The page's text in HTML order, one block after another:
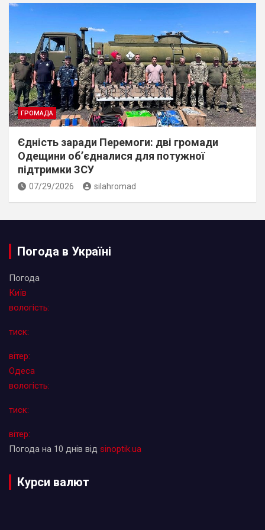
ГРОМАДА
Єдність заради Перемоги: дві громади
Одещини об’єдналися для потужної
підтримки ЗСУ
07/29/2026 silahromad
Погода в Україні
Погода
Київ
вологість:
тиск:
вітер:
Одеса
вологість:
тиск:
вітер:
Погода на 10 днів від sinoptik.ua
Курси валют